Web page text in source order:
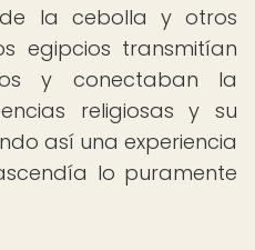
de la cebolla y otros
egipcios transmitían
y conectaban la
religiosas y su
así una experiencia
lo puramente